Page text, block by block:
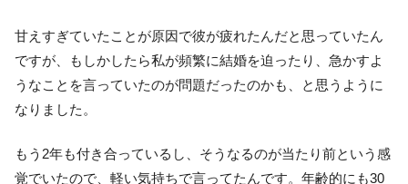
甘えすぎていたことが原因で彼が疲れたんだと思っていたん
ですが、もしかしたら私が頻繁に結婚を迫ったり、急かすよ
うなことを言っていたのが問題だったのかも、と思うように
なりました。
もう2年も付き合っているし、そうなるのが当たり前という感
覚でいたので、軽い気持ちで言ってたんです。年齢的にも30